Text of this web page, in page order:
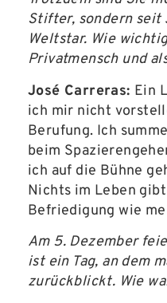
Stifter, sondern seit
Weltstar. Wie
Privatmensch und
José Carreras: Ein
ich mir nicht
Berufung. Ich
beim
ich auf die Bühne
Nichts im Leben
Befriedigung wie
Am 5. Dezember
ist ein Tag, an dem
zurückblickt. Wie